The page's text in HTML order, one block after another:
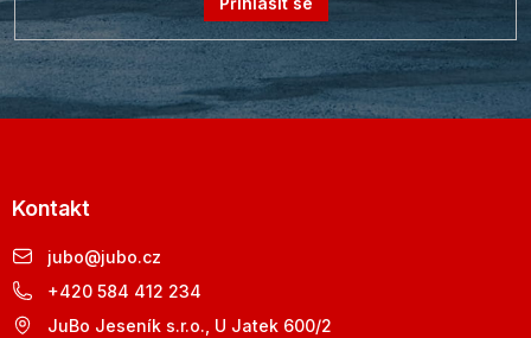
Kontakt
jubo@jubo.cz
+420 584 412 234
JuBo Jeseník s.r.o., U Jatek 600/2